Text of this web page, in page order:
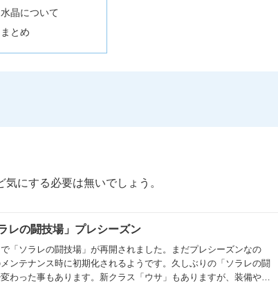
水晶について
まとめ
にする必要は無いでしょう。
の闘技場」プレシーズン
「ソラレの闘技場」が再開されました。まだプレシーズンなの
ンテナンス時に初期化されるようです。久しぶりの「ソラレの闘
わった事もあります。新クラス「ウサ」もありますが、装備や新